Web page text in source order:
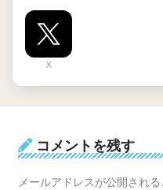
X
コメントを残す
メールアドレスが公開される